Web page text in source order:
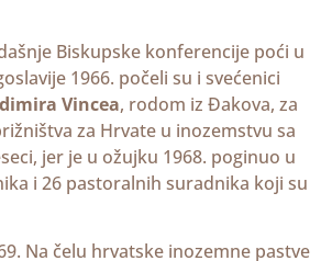
Biskupske konferencije poći u
1966. počeli su i svećenici
Vincea, rodom iz Đakova, za
za Hrvate u inozemstvu sa
jer je u ožujku 1968. poginuo u
i 26 pastoralnih suradnika koji su
Na čelu hrvatske inozemne pastve